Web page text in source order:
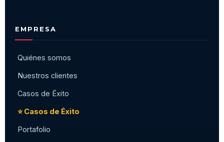
EMPRESA
Quiénes somos
Nuestros clientes
Casos de Éxito
⭐ Casos de Éxito
Portafolio